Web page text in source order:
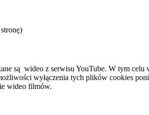
są wideo z serwisu YouTube. W tym
wyłączenia tych plików cookies
wideo filmów.